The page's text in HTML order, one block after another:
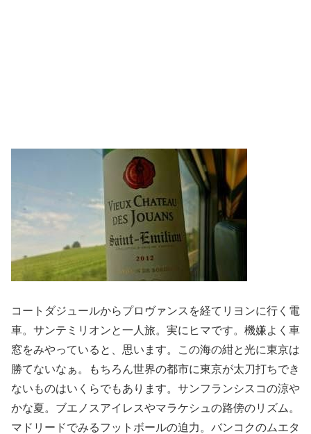
コートダジュールからプロヴァンスを経てリヨンに行く電
車。サンテミリオンと一人旅。実にヒマです。機嫌よく車
窓をみやっていると、思います。この海の紺と光に東京は
勝てないなぁ。もちろん世界の都市に東京が太刀打ちでき
ないものはいくらでもあります。サンフランシスコの涼や
かな夏。ブエノスアイレスやマラケシュの路傍のリズム。
マドリードでみるフットボールの迫力。バンコクのムエタ